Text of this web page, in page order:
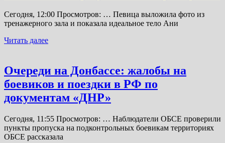
Сегодня, 12:00 Просмотров: … Певица выложила фото из
тренажерного зала и показала идеальное тело Ани
Читать далее
Очереди на Донбассе: жалобы на
боевиков и поездки в РФ по
документам «ДНР»
Сегодня, 11:55 Просмотров: … Наблюдатели ОБСЕ проверили
пункты пропуска на подконтрольных боевикам территориях
ОБСЕ рассказала